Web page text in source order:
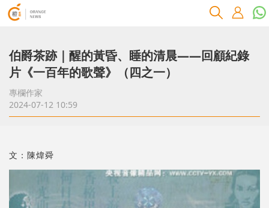
伯爵茶跡｜醒的黃昏、睡的清晨――回顧紀錄
片《一百年的歌聲》（四之一）
專欄作家
2024-07-12 10:59
文：陳煒舜